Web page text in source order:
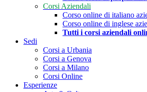
Corsi Aziendali
Corso online di italiano
Corso online di inglese
Tutti i corsi aziendali
Sedi
Corsi a Urbania
Corsi a Genova
Corsi a Milano
Corsi Online
Esperienze